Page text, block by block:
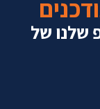
שלנו של